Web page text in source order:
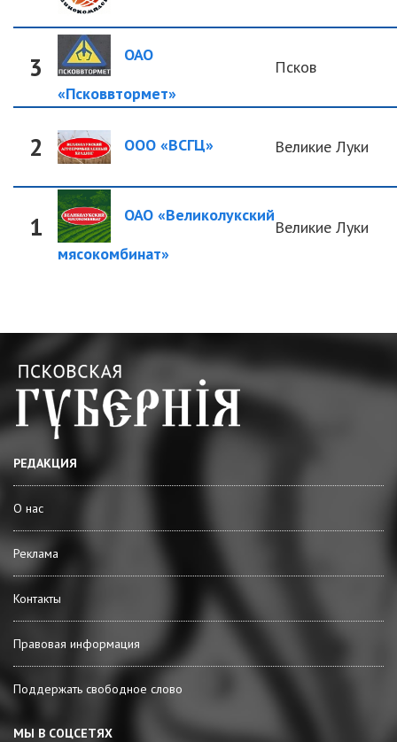
3
ОАО
«Псковвтормет»
Псков
2 ООО «ВСГЦ» Великие Луки
1
ОАО «Великолукский
мясокомбинат»
Великие Луки
РЕДАКЦИЯ
О нас
Реклама
Контакты
Правовая информация
Поддержать свободное слово
МЫ В СОЦСЕТЯХ